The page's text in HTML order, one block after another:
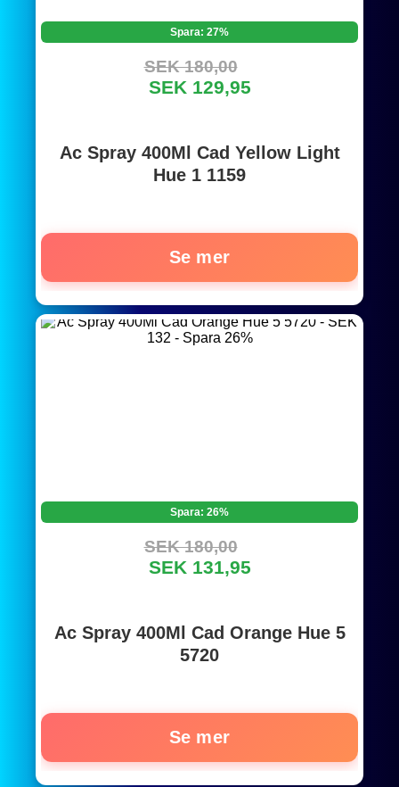
Spara: 27%
SEK 180,00
SEK 129,95
Ac Spray 400Ml Cad Yellow Light
Hue 1 1159
Se mer
Spara: 26%
SEK 180,00
SEK 131,95
Ac Spray 400Ml Cad Orange Hue 5
5720
Se mer